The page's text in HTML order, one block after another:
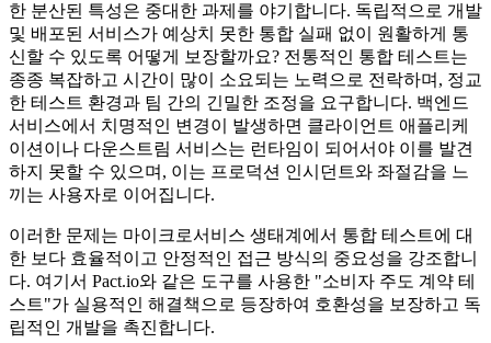
한 분산된 특성은 중대한 과제를 야기합니다. 독립적으로 개발
및 배포된 서비스가 예상치 못한 통합 실패 없이 원활하게 통
신할 수 있도록 어떻게 보장할까요? 전통적인 통합 테스트는
종종 복잡하고 시간이 많이 소요되는 노력으로 전락하며, 정교
한 테스트 환경과 팀 간의 긴밀한 조정을 요구합니다. 백엔드
서비스에서 치명적인 변경이 발생하면 클라이언트 애플리케
이션이나 다운스트림 서비스는 런타임이 되어서야 이를 발견
하지 못할 수 있으며, 이는 프로덕션 인시던트와 좌절감을 느
끼는 사용자로 이어집니다.
이러한 문제는 마이크로서비스 생태계에서 통합 테스트에 대
한 보다 효율적이고 안정적인 접근 방식의 중요성을 강조합니
다. 여기서 Pact.io와 같은 도구를 사용한 "소비자 주도 계약 테
스트"가 실용적인 해결책으로 등장하여 호환성을 보장하고 독
립적인 개발을 촉진합니다.